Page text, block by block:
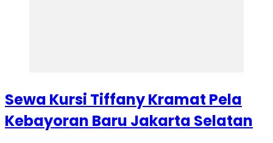
Sewa Kursi Tiffany Kramat Pela
Kebayoran Baru Jakarta Selatan